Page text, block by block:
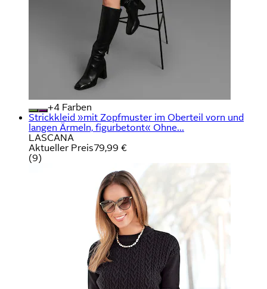
+
Farben
Strickkleid »mit Zopfmuster im Oberteil vorn und
langen Ärmeln, figurbetont« Ohne...
LASCANA
Aktueller Preis79,99 €
(9)